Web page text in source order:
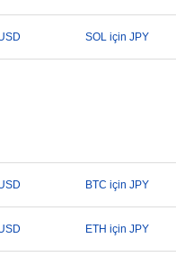
SOL için JPY
BTC için JPY
ETH için JPY